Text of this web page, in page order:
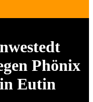
Phönix
Eutin